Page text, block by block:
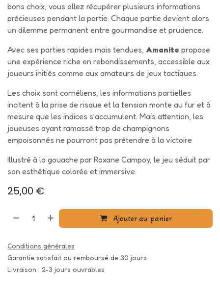
bons choix, vous allez récupérer plusieurs informations
précieuses pendant la partie. Chaque partie devient alors
un dilemme permanent entre gourmandise et prudence.
Avec ses parties rapides mais tendues, Amanite propose
une expérience riche en rebondissements, accessible aux
joueurs initiés comme aux amateurs de jeux tactiques.
Les choix sont cornéliens, les informations partielles
incitent à la prise de risque et la tension monte au fur et à
mesure que les indices s’accumulent. Mais attention, les
joueuses ayant ramassé trop de champignons
empoisonnés ne pourront pas prétendre à la victoire
Illustré à la gouache par Roxane Campoy, le jeu séduit par
son esthétique colorée et immersive.
25,00 €
Ajouter au panier
Conditions générales
Garantie satisfait ou remboursé de 30 jours
Livraison : 2-3 jours ouvrables